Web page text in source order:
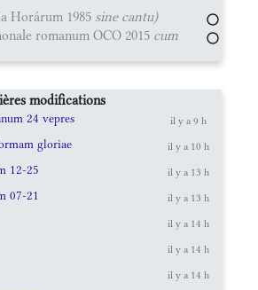
Horárum 1985 sine cantu)
romanum OCO 2015 cum
modifications
24 vepres il y a 9 h
gloriae il y a 10 h
12-25 il y a 13 h
07-21 il y a 13 h
il y a 14 h
il y a 14 h
il y a 14 h